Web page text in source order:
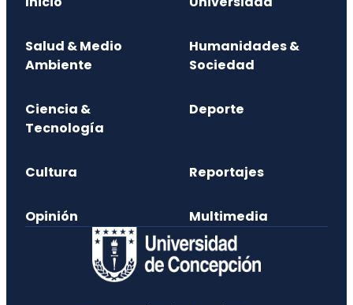
Salud & Medio
Ambiente
Humanidades &
Sociedad
Ciencia &
Tecnología
Deporte
Cultura Reportajes
Opinión Multimedia